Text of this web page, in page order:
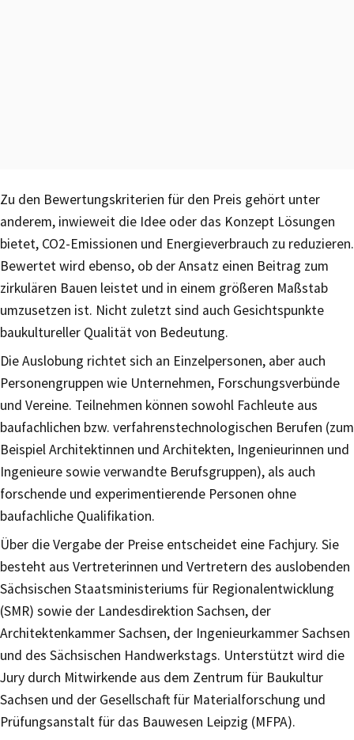
Zu den Bewertungskriterien für den Preis gehört unter
anderem, inwieweit die Idee oder das Konzept Lösungen
bietet, CO2-Emissionen und Energieverbrauch zu reduzieren.
Bewertet wird ebenso, ob der Ansatz einen Beitrag zum
zirkulären Bauen leistet und in einem größeren Maßstab
umzusetzen ist. Nicht zuletzt sind auch Gesichtspunkte
baukultureller Qualität von Bedeutung.
Die Auslobung richtet sich an Einzelpersonen, aber auch
Personengruppen wie Unternehmen, Forschungsverbünde
und Vereine. Teilnehmen können sowohl Fachleute aus
baufachlichen bzw. verfahrenstechnologischen Berufen (zum
Beispiel Architektinnen und Architekten, Ingenieurinnen und
Ingenieure sowie verwandte Berufsgruppen), als auch
forschende und experimentierende Personen ohne
baufachliche Qualifikation.
Über die Vergabe der Preise entscheidet eine Fachjury. Sie
besteht aus Vertreterinnen und Vertretern des auslobenden
Sächsischen Staatsministeriums für Regionalentwicklung
(SMR) sowie der Landesdirektion Sachsen, der
Architektenkammer Sachsen, der Ingenieurkammer Sachsen
und des Sächsischen Handwerkstags. Unterstützt wird die
Jury durch Mitwirkende aus dem Zentrum für Baukultur
Sachsen und der Gesellschaft für Materialforschung und
Prüfungsanstalt für das Bauwesen Leipzig (MFPA).